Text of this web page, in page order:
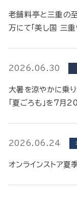
老舗料亭と三重の
万にて「美し国 三重
2026.06.30
大暑を涼やかに乗
「夏ごろも」を7月
2026.06.24
オンラインストア